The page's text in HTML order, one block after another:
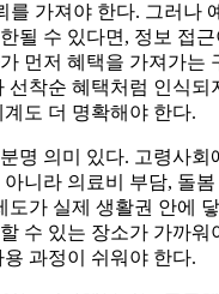
를 가져야 한다. 그러나
될 수 있다면, 정보 접
먼저 혜택을 가져가는
선착순 혜택처럼 인식되
도 더 명확해야 한다.
명 의미 있다. 고령사회
니라 의료비 부담, 돌
도가 실제 생활권 안에
수 있는 장소가 가까워
과정이 쉬워야 한다.